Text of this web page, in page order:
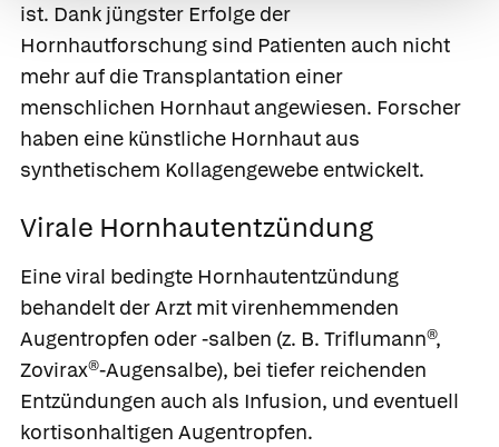
ist. Dank jüngster Erfolge der
Hornhautforschung sind Patienten auch nicht
mehr auf die Transplantation einer
menschlichen Hornhaut angewiesen. Forscher
haben eine künstliche Hornhaut aus
synthetischem Kollagengewebe entwickelt.
Virale Hornhautentzündung
Eine viral bedingte Hornhautentzündung
behandelt der Arzt mit virenhemmenden
Augentropfen oder -salben (z. B. Triflumann®,
Zovirax®-Augensalbe), bei tiefer reichenden
Entzündungen auch als Infusion, und eventuell
kortisonhaltigen Augentropfen.